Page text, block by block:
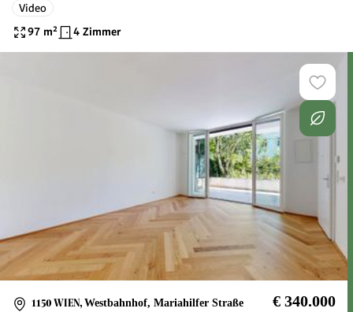
Video
97 m² 4 Zimmer
1150 WIEN, Westbahnhof, Mariahilfer Straße € 340.000